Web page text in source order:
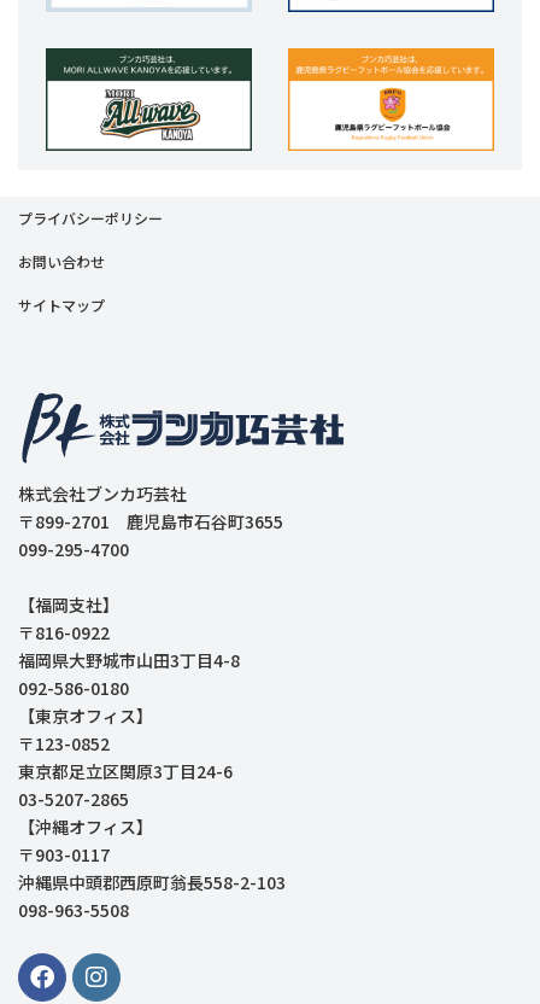
プライバシーポリシー
お問い合わせ
サイトマップ
株式会社ブンカ巧芸社
〒899-2701 鹿児島市石谷町3655
099-295-4700
【福岡支社】
〒816-0922
福岡県大野城市山田3丁目4-8
092-586-0180
【東京オフィス】
〒123-0852
東京都足立区関原3丁目24-6
03-5207-2865
【沖縄オフィス】
〒903-0117
沖縄県中頭郡西原町翁長558-2-103
098-963-5508